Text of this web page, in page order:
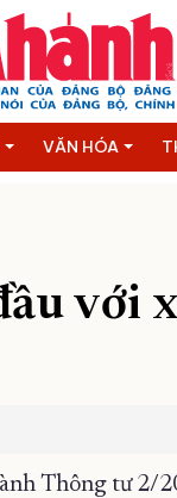
VĂN HÓA
với
Thông tư 2/